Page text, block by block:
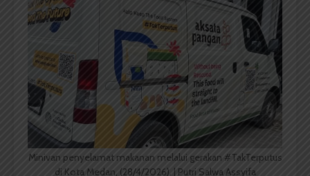
Minivan penyelamat makanan melalui gerakan #TakTerputus
di Kota Medan, (28/4/2026). | Putri Salwa Assyifa